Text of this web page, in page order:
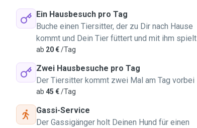
Ein Hausbesuch pro Tag
Buche einen Tiersitter, der zu Dir nach Hause
kommt und Dein Tier füttert und mit ihm spielt
ab 20 €/Tag
Zwei Hausbesuche pro Tag
Der Tiersitter kommt zwei Mal am Tag vorbei
ab 45 €/Tag
Gassi-Service
Der Gassigänger holt Deinen Hund für einen